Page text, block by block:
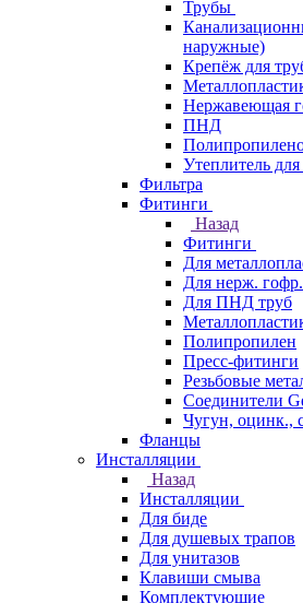
Трубы
наружные)
Крепёж для
Нержавеющая
ПНД
Утеплитель для
Фильтра
Фитинги
Назад
Фитинги
Для
Для нерж.
Для ПНД труб
Полипропилен
Пресс-фитинги
Резьбовые
Соединители
Чугун, оцинк.,
Фланцы
Инсталляции
Назад
Инсталляции
Для биде
Для душевых трапов
Для унитазов
Клавиши смыва
Комплектующие